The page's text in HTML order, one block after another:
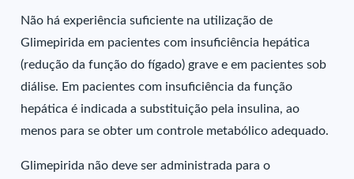
Não há experiência suficiente na utilização de
Glimepirida em pacientes com insuficiência hepática
(redução da função do fígado) grave e em pacientes sob
diálise. Em pacientes com insuficiência da função
hepática é indicada a substituição pela insulina, ao
menos para se obter um controle metabólico adequado.
Glimepirida não deve ser administrada para o